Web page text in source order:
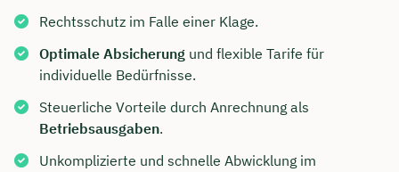
Rechtsschutz im Falle einer Klage.
Optimale Absicherung und flexible Tarife für
individuelle Bedürfnisse.
Steuerliche Vorteile durch Anrechnung als
Betriebsausgaben.
Unkomplizierte und schnelle Abwicklung im